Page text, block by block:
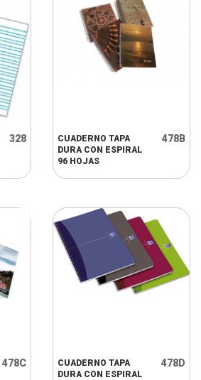
328
CUADERNO TAPA
DURA CON ESPIRAL
96 HOJAS
478B
478C
CUADERNO TAPA
DURA CON ESPIRAL
478D